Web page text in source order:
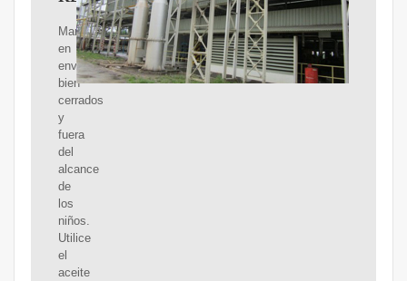
Mantenga
en
envases
bien
cerrados
y
fuera
del
alcance
de
los
niños.
Utilice
el
aceite